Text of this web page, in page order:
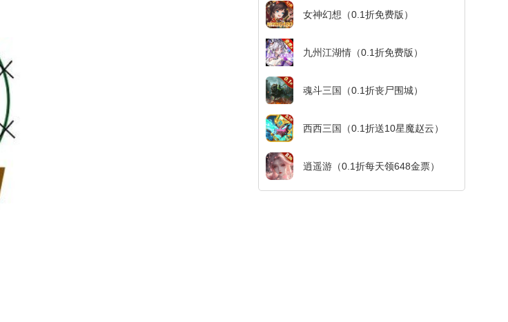
女神幻想（0.1折免费版）
九州江湖情（0.1折免费版）
魂斗三国（0.1折丧尸围城）
西西三国（0.1折送10星魔赵云）
逍遥游（0.1折每天领648金票）